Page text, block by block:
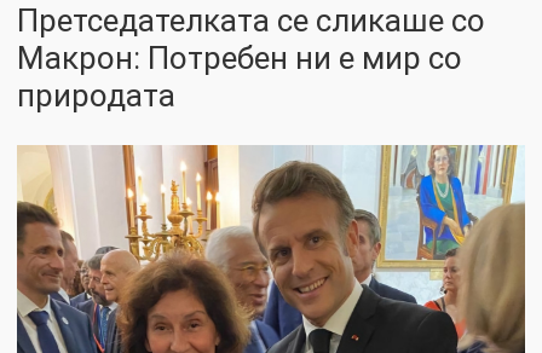
Претседателката се сликаше со
Макрон: Потребен ни е мир со
природата